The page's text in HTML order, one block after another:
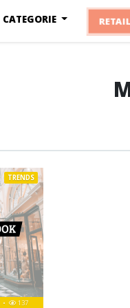
CATEGORIE
137
TRENDS